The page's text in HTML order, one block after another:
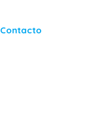
Contacto